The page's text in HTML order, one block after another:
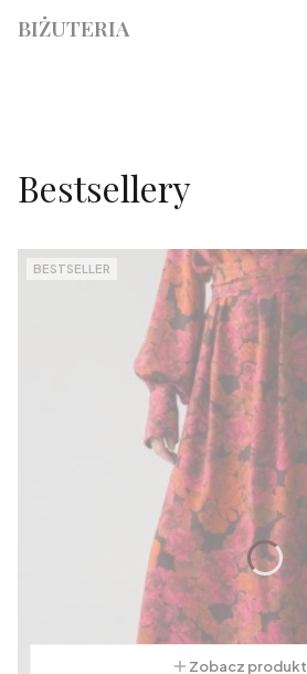
BIŻUTERIA
Bestsellery
BESTSELLER
Zobacz produkt